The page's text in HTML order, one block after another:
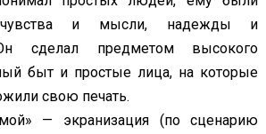
и мысли, надежды и
Он сделал предметом высокого
быт и простые лица, на которые
свою печать.
— экранизация (по сценарию